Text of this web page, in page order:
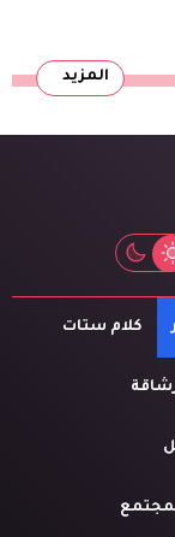
المزيد
كلام ستات